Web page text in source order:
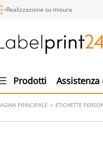
Realizzazione su misura
Prodotti
PRINCIPALE ETICHETTE